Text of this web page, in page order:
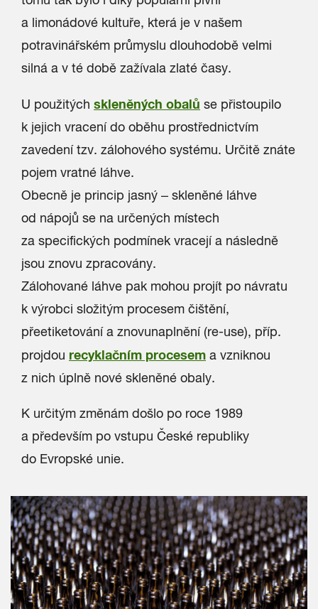
a limonádové kultuře, která je v našem
potravinářském průmyslu dlouhodobě velmi
silná a v té době zažívala zlaté časy.
U použitých skleněných obalů se přistoupilo
k jejich vracení do oběhu prostřednictvím
zavedení tzv. zálohového systému. Určitě znáte
pojem vratné láhve.
Obecně je princip jasný – skleněné láhve
od nápojů se na určených místech
za specifických podmínek vracejí a následně
jsou znovu zpracovány.
Zálohované láhve pak mohou projít po návratu
k výrobci složitým procesem čištění,
přeetiketování a znovunaplnění (re-use), příp.
projdou recyklačním procesem a vzniknou
z nich úplně nové skleněné obaly.
K určitým změnám došlo po roce 1989
a především po vstupu České republiky
do Evropské unie.